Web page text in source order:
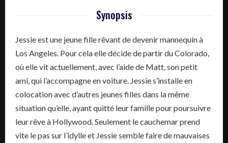
Synopsis
Jessie est une jeune fille rêvant de devenir mannequin à
Los Angeles. Pour cela elle décide de partir du Colorado,
où elle vit actuellement, avec l’aide de Matt, son petit
ami, qui l’accompagne en voiture. Jessie s’installe en
colocation avec d’autres jeunes filles dans la même
situation qu’elle, ayant quitté leur famille pour poursuivre
leur rêve à Hollywood. Seulement le cauchemar prend
vite le pas sur l’idylle et Jessie semble faire de mauvaises